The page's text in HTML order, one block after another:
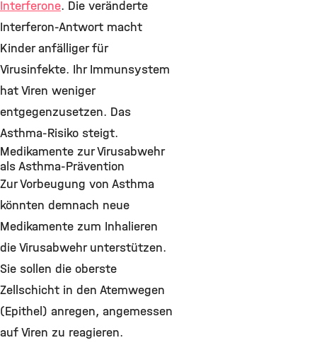
Interferone. Die veränderte
Interferon-Antwort macht
Kinder anfälliger für
Virusinfekte. Ihr Immunsystem
hat Viren weniger
entgegenzusetzen. Das
Asthma-Risiko steigt.
Medikamente zur Virusabwehr
als Asthma-Prävention
Zur Vorbeugung von Asthma
könnten demnach neue
Medikamente zum Inhalieren
die Virusabwehr unterstützen.
Sie sollen die oberste
Zellschicht in den Atemwegen
(Epithel) anregen, angemessen
auf Viren zu reagieren.